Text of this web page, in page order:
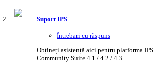
Suport IPS
Întrebari cu răspuns
Obțineți asistență aici pentru platforma IPS
Community Suite 4.1 / 4.2 / 4.3.